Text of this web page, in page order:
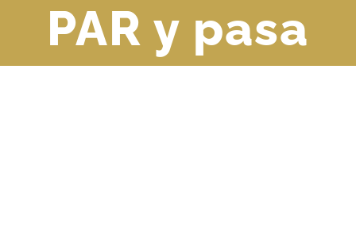
PAR y pasa